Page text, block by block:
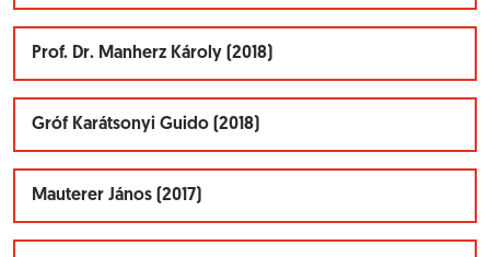
Prof. Dr. Manherz Károly (2018)
Gróf Karátsonyi Guido (2018)
Mauterer János (2017)